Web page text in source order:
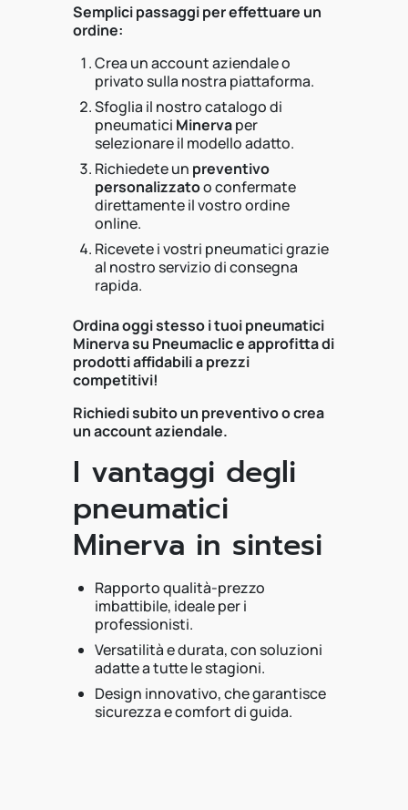
Semplici passaggi per effettuare un
ordine:
Crea un account aziendale o
privato sulla nostra piattaforma.
Sfoglia il nostro catalogo di
pneumatici Minervaper
selezionare il modello adatto.
Richiedete un preventivo
personalizzatoo confermate
direttamente il vostro ordine
online.
Ricevete i vostri pneumatici grazie
al nostro servizio di consegna
rapida.
Ordina oggi stesso i tuoi pneumatici
Minerva su Pneumaclic e approfitta di
prodotti affidabili a prezzi
competitivi!
Richiedi subito un preventivo o crea
un account aziendale.
I vantaggi degli
pneumatici
Minerva in sintesi
Rapporto qualità-prezzo
imbattibile, ideale per i
professionisti.
Versatilità e durata, con soluzioni
adatte a tutte le stagioni.
Design innovativo, che garantisce
sicurezza e comfort di guida.